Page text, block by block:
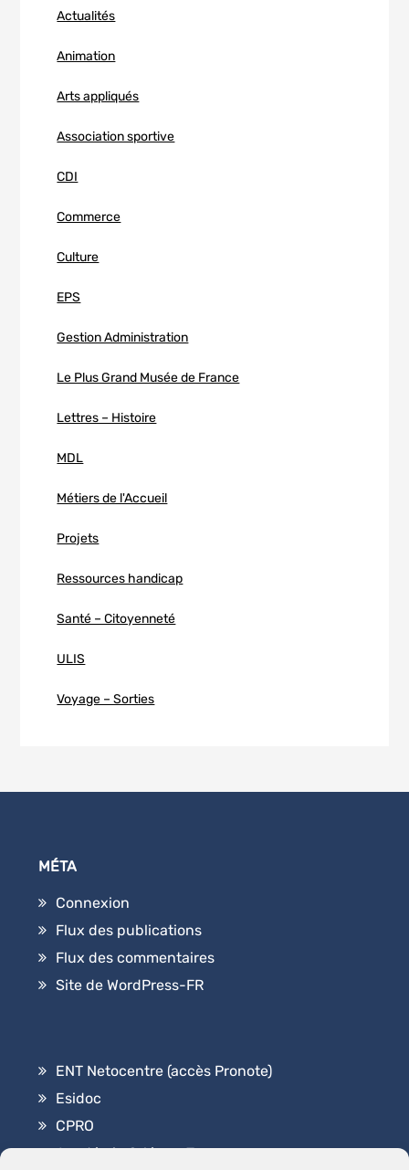
Actualités
Animation
Arts appliqués
Association sportive
CDI
Commerce
Culture
EPS
Gestion Administration
Le Plus Grand Musée de France
Lettres – Histoire
MDL
Métiers de l'Accueil
Projets
Ressources handicap
Santé – Citoyenneté
ULIS
Voyage – Sorties
MÉTA
Connexion
Flux des publications
Flux des commentaires
Site de WordPress-FR
ENT Netocentre (accès Pronote)
Esidoc
CPRO
Académie Orléans-Tours